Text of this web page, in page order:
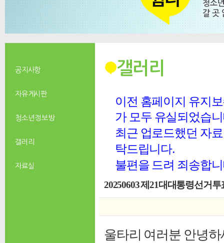
공지사항
자유게시판
청소년 정보방
갤러리
자료실
갤러리
이전 홈페이지 유지
가 모두 유실되었습
최근 업로드했던 자
탁드립니다.
불편을 드려 죄송합
20250603 제21대대통령선거
울타리 여러분 안녕하